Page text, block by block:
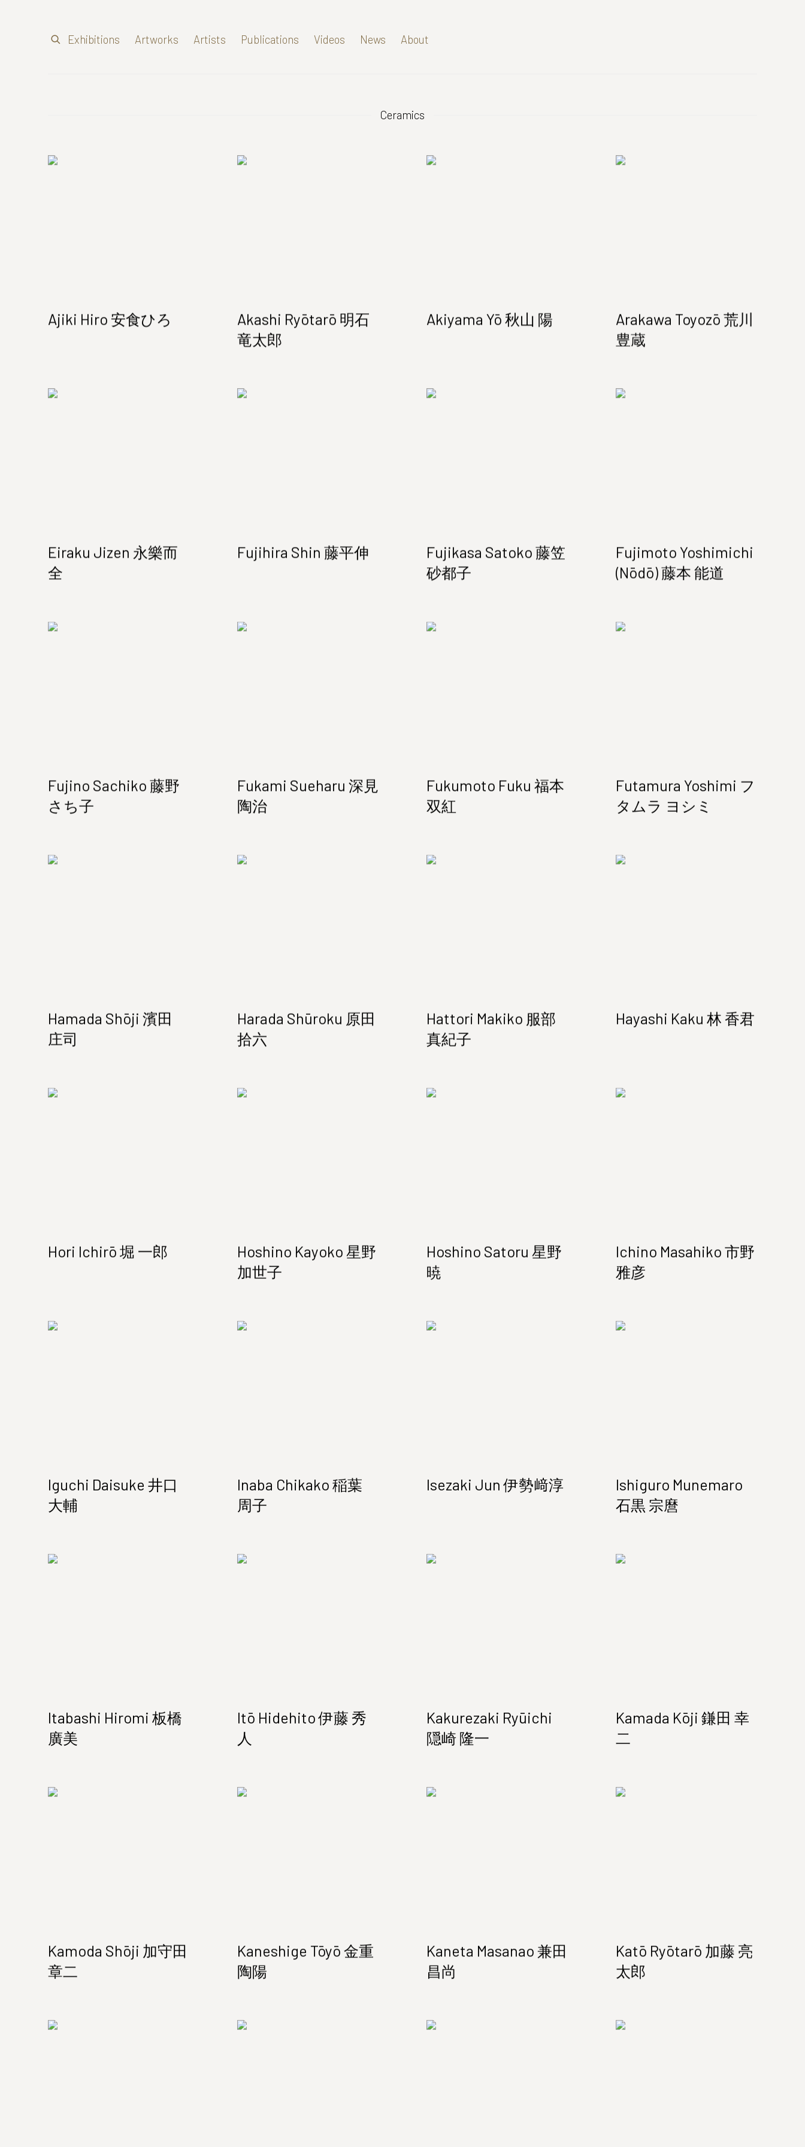
Exhibitions Artworks Artists Publications Videos News About
Ceramics
Ajiki Hiro 安食ひろ
Akashi Ryōtarō 明石
竜太郎
Akiyama Yō 秋山 陽
Arakawa Toyozō 荒川
豊蔵
Eiraku Jizen 永樂而
全
Fujihira Shin 藤平伸
Fujikasa Satoko 藤笠
砂都子
Fujimoto Yoshimichi
(Nōdō) 藤本 能道
Fujino Sachiko 藤野
さち子
Fukami Sueharu 深見
陶治
Fukumoto Fuku 福本
双紅
Futamura Yoshimi フ
タムラ ヨシミ
Hamada Shōji 濱田
庄司
Harada Shūroku 原田
拾六
Hattori Makiko 服部
真紀子
Hayashi Kaku 林 香君
Hori Ichirō 堀 一郎
Hoshino Kayoko 星野
加世子
Hoshino Satoru 星野
暁
Ichino Masahiko 市野
雅彦
Iguchi Daisuke 井口
大輔
Inaba Chikako 稲葉
周子
Isezaki Jun 伊勢﨑淳
Ishiguro Munemaro
石黒 宗麿
Itabashi Hiromi 板橋
廣美
Itō Hidehito 伊藤 秀
人
Kakurezaki Ryūichi
隠崎 隆一
Kamada Kōji 鎌田 幸
二
Kamoda Shōji 加守田
章二
Kaneshige Tōyō 金重
陶陽
Kaneta Masanao 兼田
昌尚
Katō Ryōtarō 加藤 亮
太郎